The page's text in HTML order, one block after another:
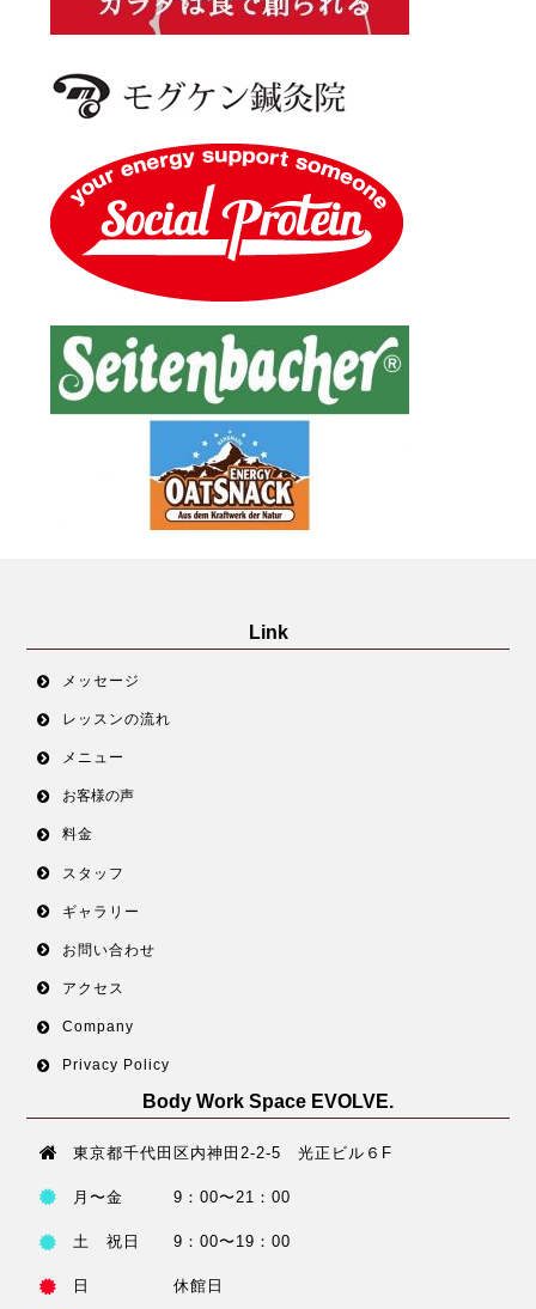
Link
メッセージ
レッスンの流れ
メニュー
お客様の声
料金
スタッフ
ギャラリー
お問い合わせ
アクセス
Company
Privacy Policy
Body Work Space EVOLVE.
東京都千代田区内神田2-2-5 光正ビル６F
月〜金 9：00〜21：00
土 祝日 9：00〜19：00
日 休館日